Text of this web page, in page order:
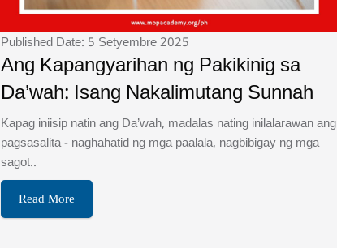
Published Date: 5 Setyembre 2025
Ang Kapangyarihan ng Pakikinig sa
Da’wah: Isang Nakalimutang Sunnah
Kapag iniisip natin ang Da’wah, madalas nating inilalarawan ang
pagsasalita - naghahatid ng mga paalala, nagbibigay ng mga
sagot..
Read More